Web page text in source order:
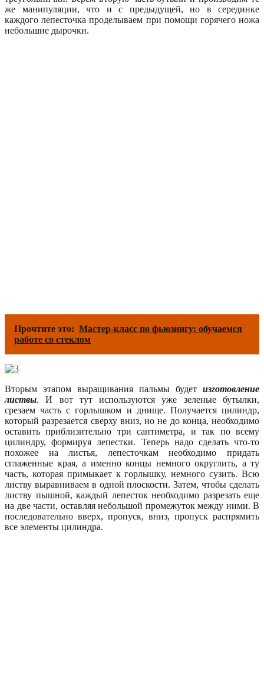
же манипуляции, что и с предыдущей, но в серединке
каждого лепесточка проделываем при помощи горячего ножа
небольшие дырочки.
Прочтите это: Мастер-класс по фьюзингу: обучаемся
работе со стеклом
Вторым этапом выращивания пальмы будет изготовление
листвы. И вот тут используются уже зеленые бутылки,
срезаем часть с горлышком и днище. Получается цилиндр,
который разрезается сверху вниз, но не до конца, необходимо
оставить приблизительно три сантиметра, и так по всему
цилиндру, формируя лепестки. Теперь надо сделать что-то
похожее на листья, лепесточкам необходимо придать
сглаженные края, а именно концы немного округлить, а ту
часть, которая примыкает к горлышку, немного сузить. Всю
листву выравниваем в одной плоскости. Затем, чтобы сделать
листву пышной, каждый лепесток необходимо разрезать еще
на две части, оставляя небольшой промежуток между ними. В
последовательно вверх, пропуск, вниз, пропуск распрямить
все элементы цилиндра.